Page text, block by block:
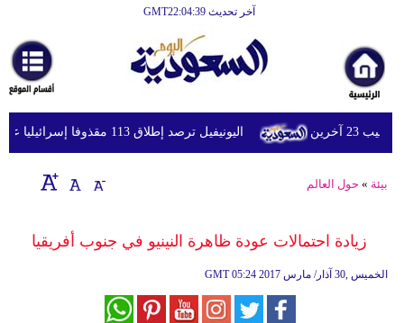
آخر تحديث GMT22:04:39
أخبارعاجلة
رياضة
ثقافة
إقتصاد
وموسيقى
اليونيفيل ترصد إطلاق 113 مقذوفا إسرائيليا على لبنان خلال يوم واحد
بيئة » حول العالم
زيادة احتمالات عودة ظاهرة النينيو في جنوب أفريقيا
GMT 05:24 2017 الخميس ,30 آذار/ مارس